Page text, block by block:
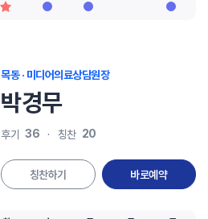
목동 · 미디어의료상담원장
박경무
후기 36 칭찬 20
칭찬하기 바로예약